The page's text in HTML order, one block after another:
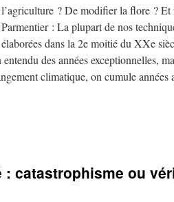
l’agriculture ? De modifier la flore ? Et
Parmentier : La plupart de nos
élaborées dans la 2e moitié du XXe
des années exceptionnelles,
climatique, on cumule années
catastrophisme ou